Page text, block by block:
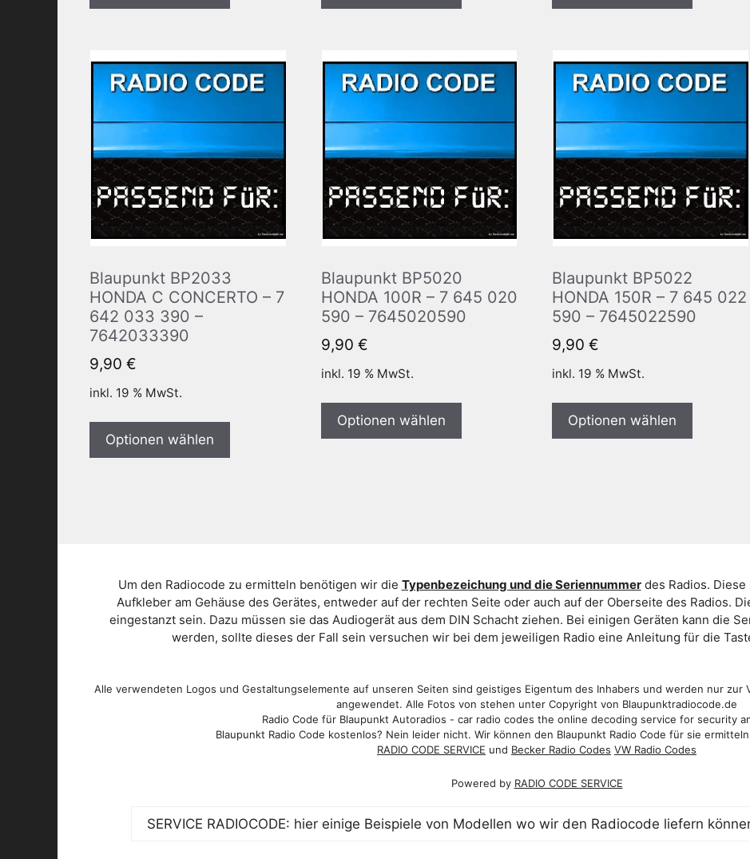
Blaupunkt BP2033
HONDA C CONCERTO – 7
642 033 390 –
7642033390
9,90 €
inkl. 19 % MwSt.
Optionen wählen
Blaupunkt BP5020
HONDA 100R – 7 645 020
590 – 7645020590
9,90 €
inkl. 19 % MwSt.
Optionen wählen
Blaupunkt BP5022
HONDA 150R – 7 645 022
590 – 7645022590
9,90 €
inkl. 19 % MwSt.
Optionen wählen
Um den Radiocode zu ermitteln benötigen wir die Typenbezeichung und die Seriennummerdes Radios. Diese
Aufkleber am Gehäuse des Gerätes, entweder auf der rechten Seite oder auch auf der Oberseite des Radios.
eingestanzt sein. Dazu müssen sie das Audiogerät aus dem DIN Schacht ziehen. Bei einigen Geräten kann die
werden, sollte dieses der Fall sein versuchen wir bei dem jeweiligen Radio eine Anleitung für die
Alle verwendeten Logos und Gestaltungselemente auf unseren Seiten sind geistiges Eigentum des Inhabers und werden nur zur
angewendet. Alle Fotos von stehen unter Copyright von Blaupunktradiocode.de
Radio Code für Blaupunkt Autoradios - car radio codes the online decoding service for security
Blaupunkt Radio Code kostenlos? Nein leider nicht. Wir können den Blaupunkt Radio Code für sie
RADIO CODE SERVICE und Becker Radio Codes VW Radio Codes
Powered by RADIO CODE SERVICE